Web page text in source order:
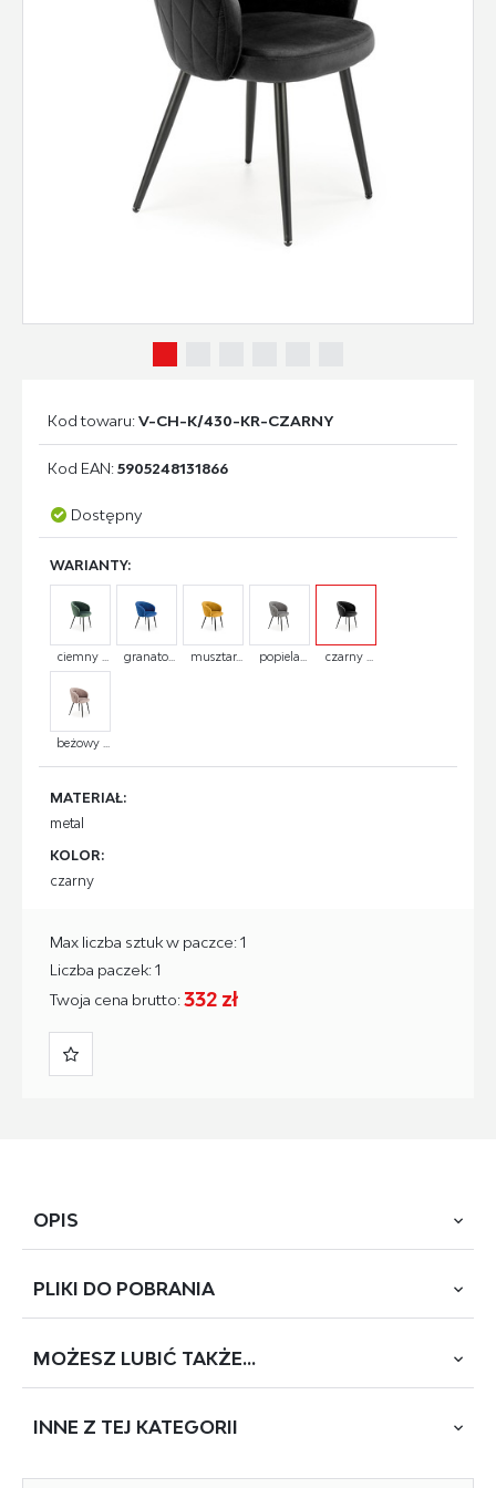
Kod towaru:V-CH-K/430-KR-CZARNY
Kod EAN:5905248131866
Dostępny
WARIANTY:
ciemny ... granato... musztar... popiela... czarny ...
beżowy ...
MATERIAŁ:
metal
KOLOR:
czarny
Twoja cena brutto:332 zł
Max liczba sztuk w paczce: 1
Liczba paczek: 1
OPIS
wymiary: 61/54/77/48 cm, materiał: tkanina velvet HLR / stal
Rodzaj:
PLIKI DO POBRANIA
K-430 (SD1132)
MOŻESZ LUBIĆ TAKŻE...
INNE Z TEJ KATEGORII